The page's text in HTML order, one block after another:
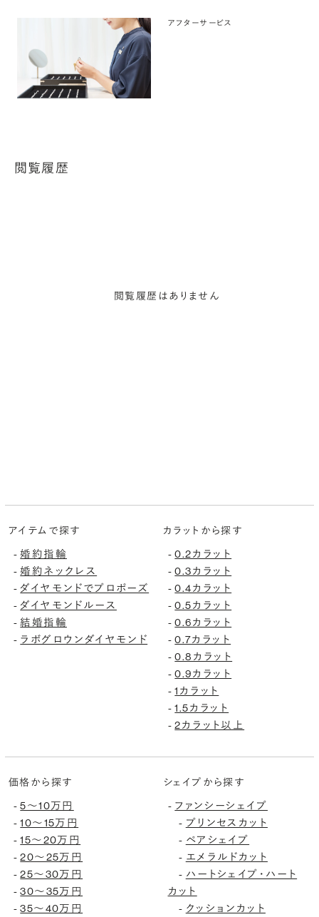
アフターサービス
閲覧履歴
閲覧履歴はありません
アイテムで探す
-婚約指輪
-婚約ネックレス
-ダイヤモンドでプロポーズ
-ダイヤモンドルース
-結婚指輪
- ラボグロウンダイヤモンド
カラットから探す
-0.2カラット
-0.3カラット
-0.4カラット
-0.5カラット
-0.6カラット
-0.7カラット
-0.8カラット
-0.9カラット
-1カラット
-1.5カラット
-2カラット以上
価格から探す
-5〜10万円
-10〜15万円
-15〜20万円
-20〜25万円
-25〜30万円
-30〜35万円
-35〜40万円
シェイプから探す
- ファンシーシェイプ
- プリンセスカット
- ペアシェイプ
- エメラルドカット
- ハートシェイプ・ハート
カット
- クッションカット